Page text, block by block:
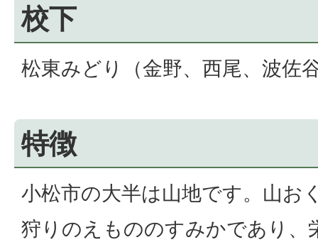
校下
松東みどり（金野、西尾、波佐
特徴
小松市の大半は山地です。山お
狩りのえもののすみかであり、